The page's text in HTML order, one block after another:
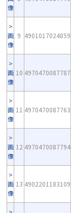
像
画
像
9 4901017024859
画
像
10 4970470087787
画
像
11 4970470087763
画
像
12 4970470087794
画
像
13 4902201183109